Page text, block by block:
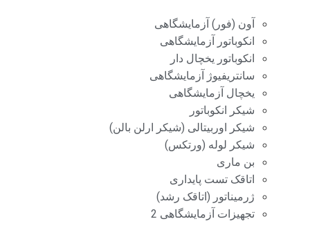
آون (فور) آزمایشگاهی
انکوباتور آزمایشگاهی
انکوباتور یخچال دار
سانتریفیوژ آزمایشگاهی
یخچال آزمایشگاهی
شیکر انکوباتور
شیکر اوربیتالی (شیکر ارلن بالن)
شیکر لوله (ورتکس)
بن ماری
اتاقک تست پایداری
ژرمیناتور (اتاقک رشد)
تجهیزات آزمایشگاهی 2